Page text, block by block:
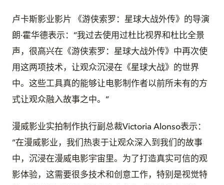
卢卡斯影业影片 《游侠索罗：星球大战外传》的导演
朗·霍华德表示：“我过去使用过杜比视界和杜比全景
声，很高兴在《游侠索罗：星球大战外传》中再次使
用这两项技术，让观众沉浸在《星球大战》的世界
中。这些工具真的能够让电影制作者以前所未有的方
式让观众融入故事之中。”
漫威影业实拍制作执行副总裁Victoria Alonso表示：
“在漫威影业，我们热衷于让观众深入到我们的故事
中，沉浸在漫威电影宇宙里。为了打造真实可信的观
影体验，这需要很多技术和创意工作，特别是视觉特